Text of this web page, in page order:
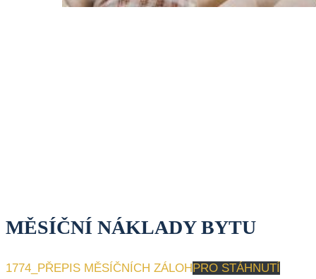
MĚSÍČNÍ NÁKLADY BYTU
1774_PŘEPIS MĚSÍČNÍCH ZÁLOHPRO STÁHNUTÍ